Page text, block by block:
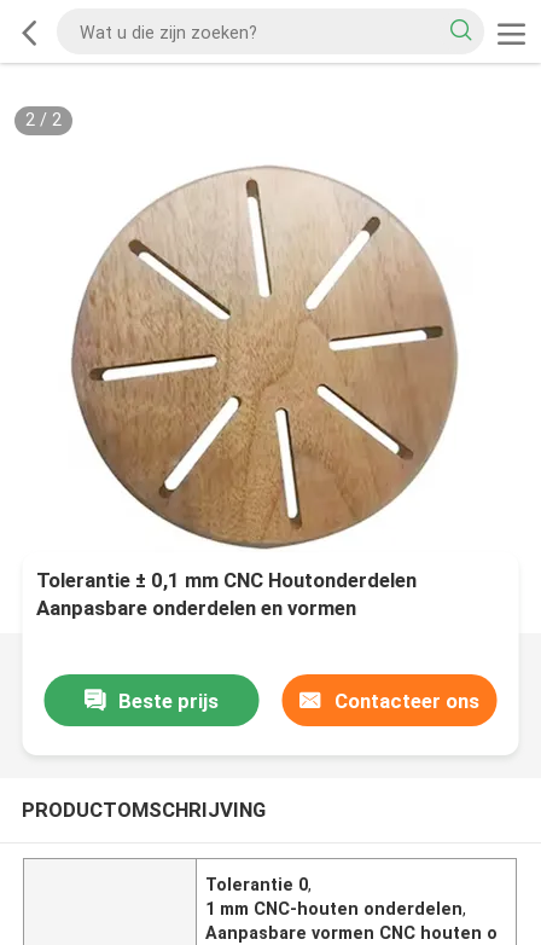
2/ 2
Tolerantie ± 0,1 mm CNC Houtonderdelen
Aanpasbare onderdelen en vormen
Beste prijs Contacteer ons
PRODUCTOMSCHRIJVING
Tolerantie 0,
1 mm CNC-houten onderdelen,
Aanpasbare vormen CNC houten o